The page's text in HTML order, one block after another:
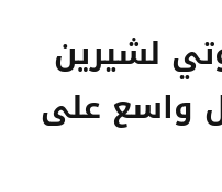
لشيرين
واسع على